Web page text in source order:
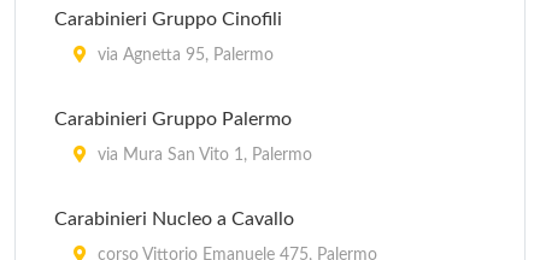
Carabinieri Gruppo Cinofili
via Agnetta 95, Palermo
Carabinieri Gruppo Palermo
via Mura San Vito 1, Palermo
Carabinieri Nucleo a Cavallo
corso Vittorio Emanuele 475, Palermo